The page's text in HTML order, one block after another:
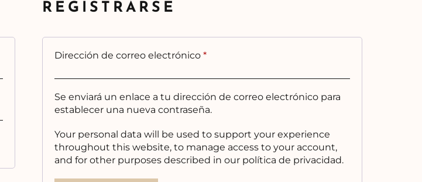
REGISTRARSE
Dirección de correo electrónico *Obligatorio
Se enviará un enlace a tu dirección de correo electrónico para
establecer una nueva contraseña.
Your personal data will be used to support your experience
throughout this website, to manage access to your account,
and for other purposes described in our política de privacidad.